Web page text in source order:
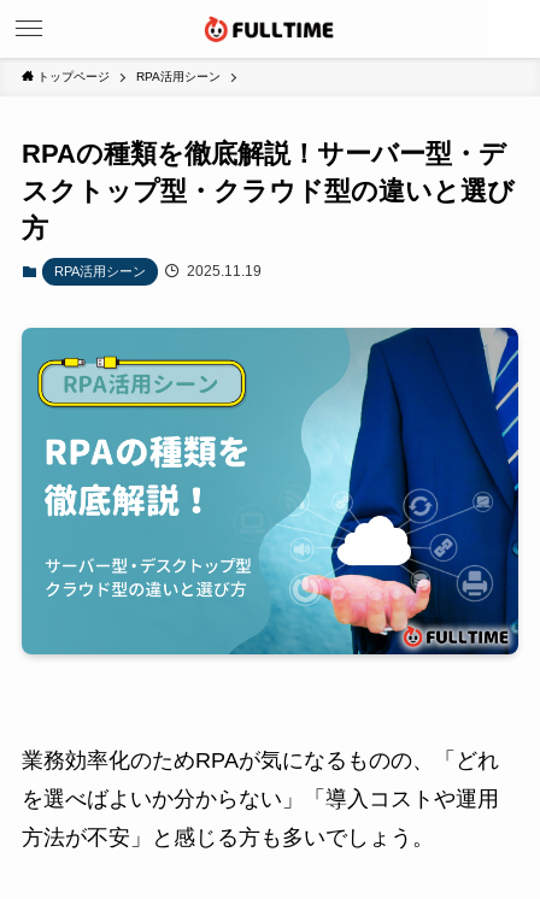
トップページ RPA活用シーン
RPAの種類を徹底解説！サーバー型・デ
スクトップ型・クラウド型の違いと選び
方
RPA活用シーン 2025.11.19
業務効率化のためRPAが気になるものの、「どれ
を選べばよいか分からない」「導入コストや運用
方法が不安」と感じる方も多いでしょう。